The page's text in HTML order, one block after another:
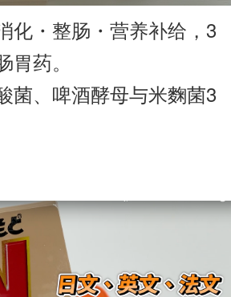
化・整肠・营养补给，3
药。
菌、啤酒酵母与米麴菌3